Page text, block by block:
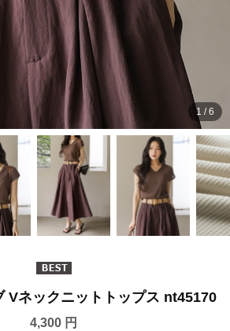
1 /6
Vネックニットトップス nt45170
4,300 円